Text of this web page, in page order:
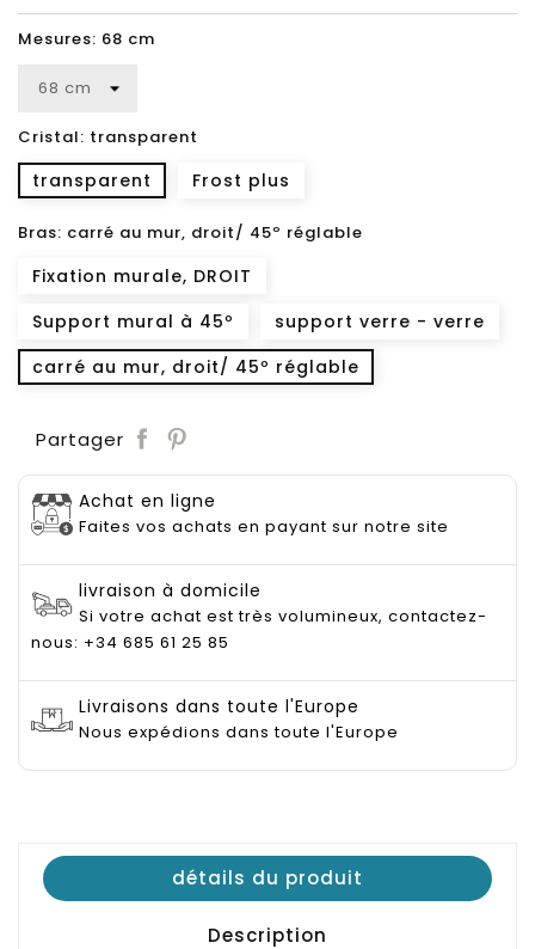
Mesures: 68 cm
Cristal: transparent
transparent Frost plus
Bras: carré au mur, droit/ 45º réglable
Fixation murale, DROIT
Support mural à 45º
support verre - verre
carré au mur, droit/ 45º réglable
Partager
Achat en ligne
Faites vos achats en payant sur notre site
livraison à domicile
Si votre achat est très volumineux, contactez-
nous: +34 685 61 25 85
Livraisons dans toute l'Europe
Nous expédions dans toute l'Europe
détails du produit
Description